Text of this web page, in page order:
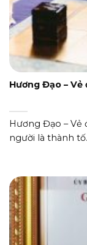
Hương Đạo –
Hương Đạo – Vẻ
người là thành